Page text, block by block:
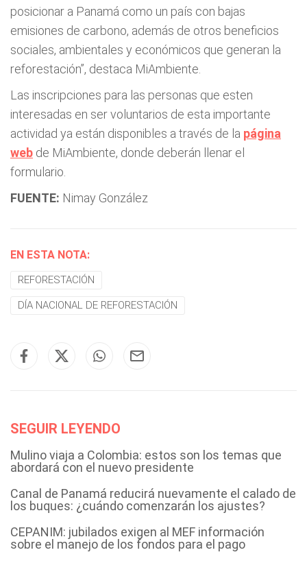
posicionar a Panamá como un país con bajas
emisiones de carbono, además de otros beneficios
sociales, ambientales y económicos que generan la
reforestación”, destaca MiAmbiente.
Las inscripciones para las personas que esten
interesadas en ser voluntarios de esta importante
actividad ya están disponibles a través de la página
web de MiAmbiente, donde deberán llenar el
formulario.
FUENTE: Nimay González
EN ESTA NOTA:
REFORESTACIÓN
DÍA NACIONAL DE REFORESTACIÓN
SEGUIR LEYENDO
Mulino viaja a Colombia: estos son los temas que
abordará con el nuevo presidente
Canal de Panamá reducirá nuevamente el calado de
los buques: ¿cuándo comenzarán los ajustes?
CEPANIM: jubilados exigen al MEF información
sobre el manejo de los fondos para el pago